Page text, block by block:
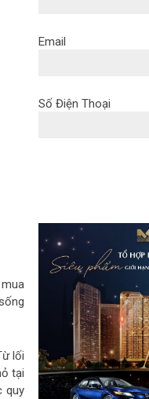
lối
tại
quy
Email
Số Điện Thoại